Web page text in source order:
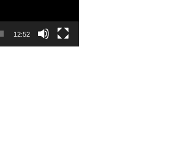
12:52